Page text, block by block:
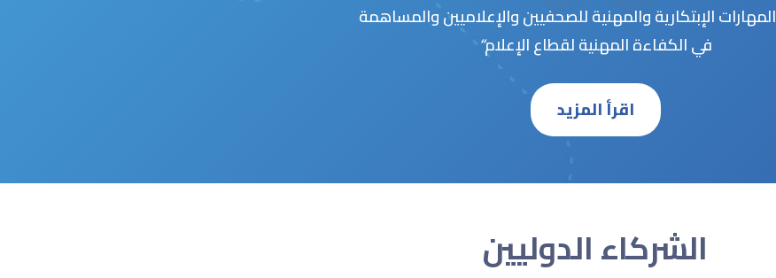
المهارات الإبتكارية والمهنية للصحفيين والإعلاميين والمساهمة
فيالكفاءة المهنية لقطاعالإعلام“
اقرأ المزيد
الشركاء الدوليين